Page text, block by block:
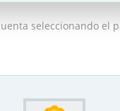
seleccionando el